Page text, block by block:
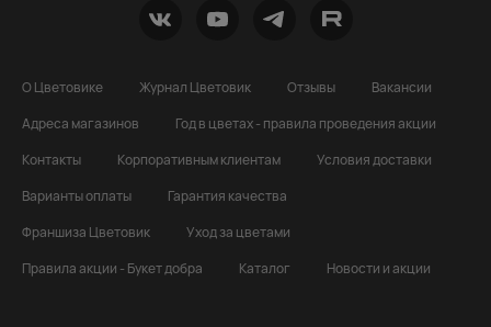
О Цветовике Журнал Цветовик Отзывы
Вакансии
Адреса магазинов
Год в цветах - правила проведения акции
Контакты
Корпоративным клиентам
Условия доставки
Варианты оплаты
Гарантия качества
Франшиза Цветовик
Уход за цветами
Правила акции - Букет добра
Каталог Новости и акции